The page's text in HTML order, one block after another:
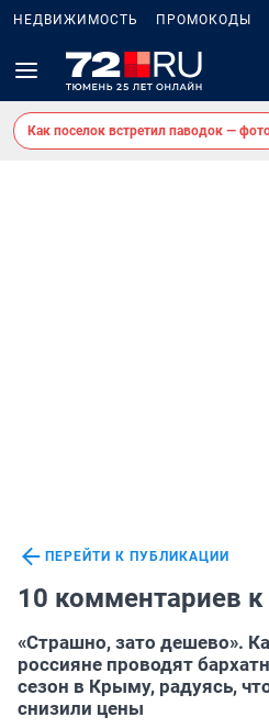
НЕДВИЖИМОСТЬ ПРОМОКОДЫ
Как поселок встретил паводок —
ПЕРЕЙТИ К ПУБЛИКАЦИИ
10 комментариев
«Страшно, зато дешево».
россияне проводят
сезон в Крыму, радуясь,
снизили цены